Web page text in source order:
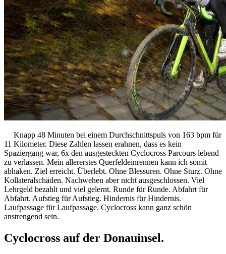
Knapp 48 Minuten bei einem Durchschnittspuls von 163 bpm für
11 Kilometer. Diese Zahlen lassen erahnen, dass es kein
Spaziergang war, 6x den ausgesteckten Cyclocross Parcours lebend
zu verlassen. Mein allererstes Querfeldeinrennen kann ich somit
abhaken. Ziel erreicht. Überlebt. Ohne Blessuren. Ohne Sturz. Ohne
Kollateralschäden. Nachwehen aber nicht ausgeschlossen. Viel
Lehrgeld bezahlt und viel gelernt. Runde für Runde. Abfahrt für
Abfahrt. Aufstieg für Aufstieg. Hindernis für Hindernis.
Laufpassage für Laufpassage. Cyclocross kann ganz schön
anstrengend sein.
Cyclocross auf der Donauinsel.